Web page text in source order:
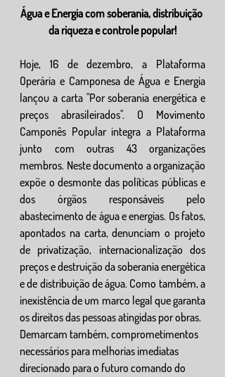
Água e Energia com soberania, distribuição
da riqueza e controle popular!
Hoje, 16 de dezembro, a Plataforma
Operária e Camponesa de Água e Energia
lançou a carta "Por soberania energética e
preços abrasileirados". O Movimento
Camponês Popular integra a Plataforma
junto com outras 43 organizações
membros. Neste documento a organização
expõe o desmonte das políticas públicas e
dos órgãos responsáveis pelo
abastecimento de água e energias. Os fatos,
apontados na carta, denunciam o projeto
de privatização, internacionalização dos
preços e destruição da soberania energética
e de distribuição de água. Como também, a
inexistência de um marco legal que garanta
os direitos das pessoas atingidas por obras.
Demarcam também, comprometimentos
necessários para melhorias imediatas
direcionado para o futuro comando do